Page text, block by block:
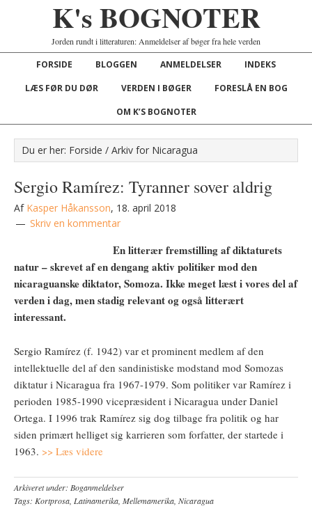
K's BOGNOTER
Jorden rundt i litteraturen: Anmeldelser af bøger fra hele verden
FORSIDE BLOGGEN ANMELDELSER
INDEKS
LÆS FØR DU DØR
VERDEN I BØGER
FORESLÅ EN BOG
OM K’S BOGNOTER
Du er her: Forside / Arkiv for Nicaragua
Sergio Ramírez: Tyranner sover aldrig
Af Kasper Håkansson, 18. april 2018
Skriv en kommentar
En litterær fremstilling af diktaturets
natur – skrevet af en dengang aktiv politiker mod den
nicaraguanske diktator, Somoza. Ikke meget læst i vores del af
verden i dag, men stadig relevant og også litterært
interessant.
Sergio Ramírez (f. 1942) var et prominent medlem af den
intellektuelle del af den sandinistiske modstand mod Somozas
diktatur i Nicaragua fra 1967-1979. Som politiker var Ramírez i
perioden 1985-1990 vicepræsident i Nicaragua under Daniel
Ortega. I 1996 trak Ramírez sig dog tilbage fra politik og har
siden primært helliget sig karrieren som forfatter, der startede i
1963. >> Læs videre
Arkiveret under: Boganmeldelser
Tags: Kortprosa Latinamerika Mellemamerika Nicaragua